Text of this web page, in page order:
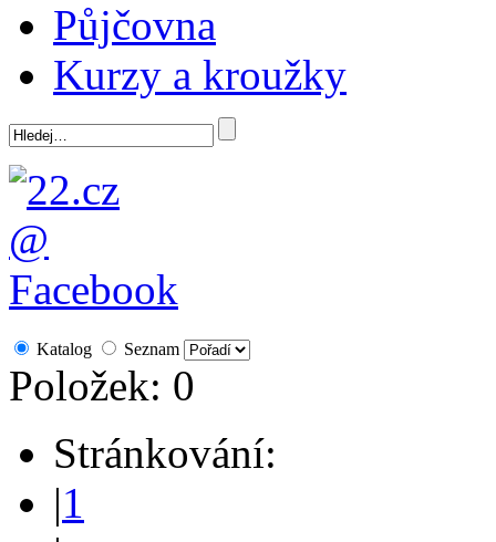
Půjčovna
Kurzy a kroužky
Katalog Seznam
Položek: 0
Stránkování:
|1